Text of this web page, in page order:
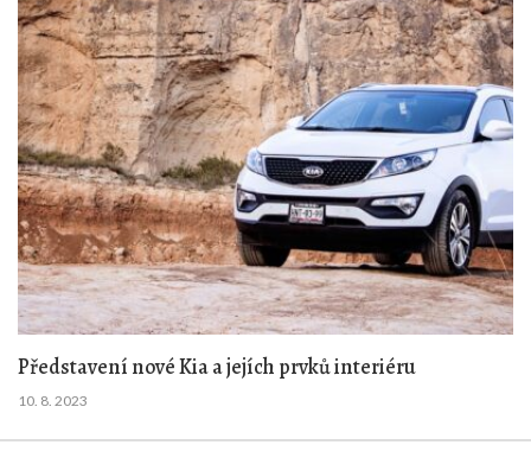
Představení nové Kia a jejích prvků interiéru
10. 8. 2023